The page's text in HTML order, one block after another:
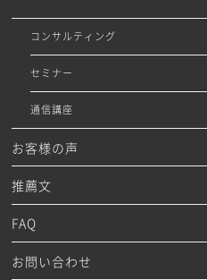
コンサルティング
セミナー
通信講座
お客様の声
推薦文
FAQ
お問い合わせ